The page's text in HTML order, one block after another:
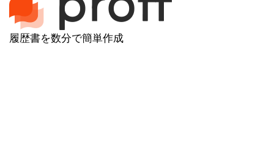
履歴書を数分で簡単作成